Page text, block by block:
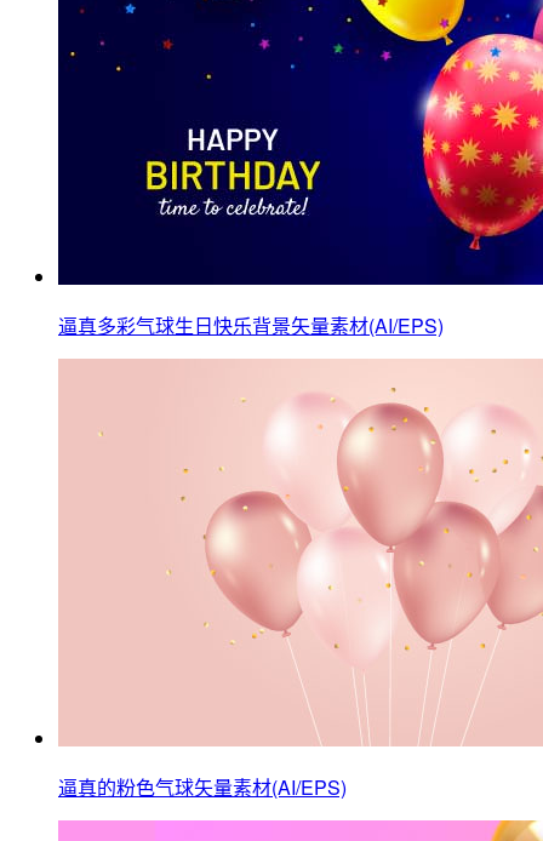
逼真多彩气球生日快乐背景矢量素材(AI/EPS)
逼真的粉色气球矢量素材(AI/EPS)